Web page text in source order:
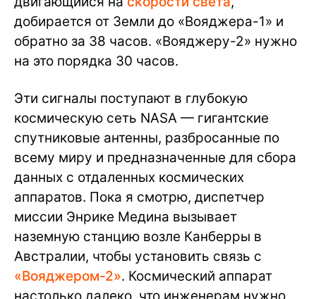
добирается от Земли до «Вояджера-1» и
обратно за 38 часов. «Вояджеру-2» нужно
на это порядка 30 часов.
Эти сигналы поступают в глубокую
космическую сеть NASA — гигантские
спутниковые антенны, разбросанные по
всему миру и предназначенные для сбора
данных с отдаленных космических
аппаратов. Пока я смотрю, диспетчер
миссии Энрике Медина вызывает
наземную станцию возле Канберры в
Австралии, чтобы установить связь с
«Вояджером-2». Космический аппарат